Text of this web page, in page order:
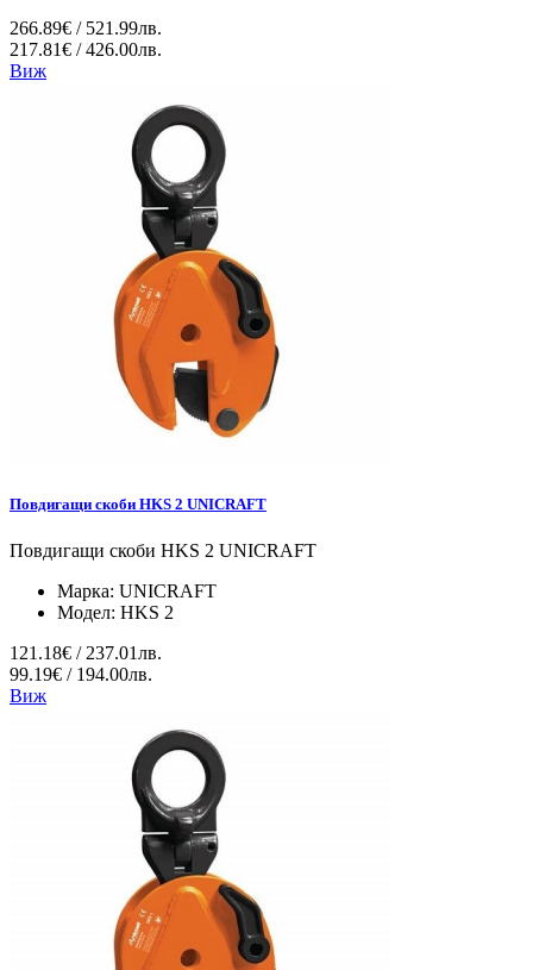
266.89€ / 521.99лв.
217.81€ / 426.00лв.
Виж
Повдигащи скоби HKS 2 UNICRAFT
Повдигащи скоби HKS 2 UNICRAFT
Марка: UNICRAFT
Модел: HKS 2
121.18€ / 237.01лв.
99.19€ / 194.00лв.
Виж